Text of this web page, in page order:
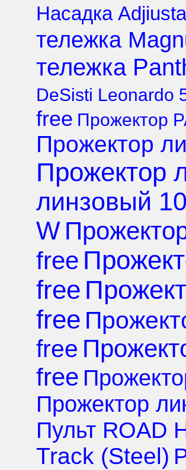
Насадка
тележка
тележка
DeSisti Leonardo
free Прожектор
Прожектор
Прожектор
линзовый
W
free
free
free
free
free
Прожектор
Пульт ROAD
Track (Steel)